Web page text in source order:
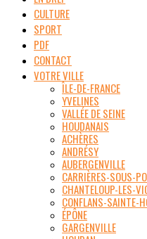
CULTURE
SPORT
PDF
CONTACT
VOTRE VILLE
ÎLE-DE-FRANCE
YVELINES
VALLÉE DE SEINE
HOUDANAIS
ACHÈRES
ANDRÉSY
AUBERGENVILLE
CARRIÈRES-SOUS-
CHANTELOUP-LES-
CONFLANS-SAINTE-
ÉPÔNE
GARGENVILLE